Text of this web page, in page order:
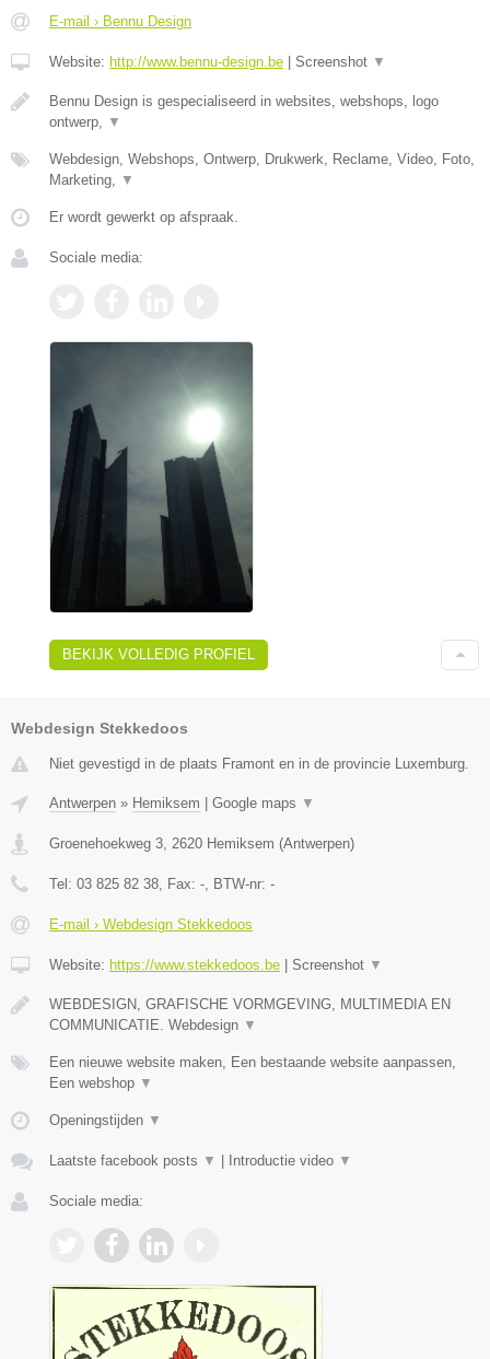
E-mail › Bennu Design
Website: http://www.bennu-design.be Screenshot ▼
Bennu Design is gespecialiseerd in websites, webshops, logo
ontwerp, ▼
Webdesign, Webshops, Ontwerp, Drukwerk, Reclame, Video, Foto,
Marketing, ▼
Er wordt gewerkt op afspraak.
Sociale media:
BEKIJK VOLLEDIG PROFIEL
Webdesign Stekkedoos
Niet gevestigd in de plaats Framont en in de provincie Luxemburg.
Antwerpen » Hemiksem Google maps ▼
Groenehoekweg 3, 2620 Hemiksem (Antwerpen)
Tel: 03 825 82 38, Fax: -, BTW-nr: -
E-mail › Webdesign Stekkedoos
Website: https://www.stekkedoos.be Screenshot ▼
WEBDESIGN, GRAFISCHE VORMGEVING, MULTIMEDIA EN
COMMUNICATIE. Webdesign ▼
Een nieuwe website maken, Een bestaande website aanpassen,
Een webshop ▼
Openingstijden ▼
Laatste facebook posts ▼ Introductie video ▼
Sociale media: